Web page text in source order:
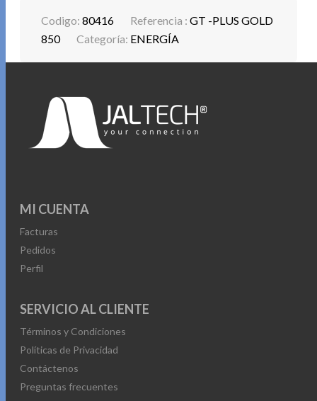
-Cable de alimentación estándar de 1,5 m
Protecciones:
-Corto-circuito
-Alta temperatura
-Sobrecarga
Codigo:80416 Referencia :GT -PLUS GOLD
850
Categoría: ENERGÍA
MI CUENTA
Facturas
Pedidos
Perfil
SERVICIO AL CLIENTE
Términos y Condiciones
Políticas de Privacidad
Contáctenos
Preguntas frecuentes